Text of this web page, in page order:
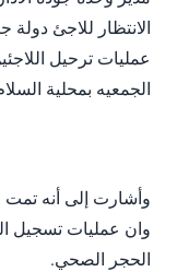
الانتظار للاجئ
عمليات ترحيل
الجمعيه بمحلية
وان عمليات تسجيل
الحجر الصحي.